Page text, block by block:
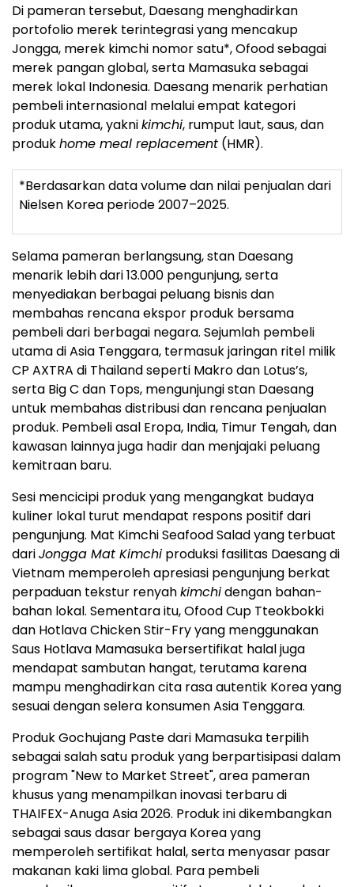
Di pameran tersebut, Daesang menghadirkan
portofolio merek terintegrasi yang mencakup
Jongga, merek kimchi nomor satu*, Ofood sebagai
merek pangan global, serta Mamasuka sebagai
merek lokal Indonesia. Daesang menarik perhatian
pembeli internasional melalui empat kategori
produk utama, yaknikimchi, rumput laut, saus, dan
produkhome meal replacement (HMR).
*Berdasarkan data volume dan nilai penjualan dari
Nielsen Korea periode 2007–2025.
Selama pameran berlangsung, stan Daesang
menarik lebih dari 13.000 pengunjung, serta
menyediakan berbagai peluang bisnis dan
membahas rencana ekspor produk bersama
pembeli dari berbagai negara. Sejumlah pembeli
utama di Asia Tenggara, termasuk jaringan ritel milik
CP AXTRA di Thailand seperti Makro dan Lotus’s,
serta Big C dan Tops, mengunjungi stan Daesang
untuk membahas distribusi dan rencana penjualan
produk. Pembeli asal Eropa, India, Timur Tengah, dan
kawasan lainnya juga hadir dan menjajaki peluang
kemitraan baru.
Sesi mencicipi produk yang mengangkat budaya
kuliner lokal turut mendapat respons positif dari
pengunjung. Mat Kimchi Seafood Salad yang terbuat
dariJongga Mat Kimchi produksi fasilitas Daesang di
Vietnam memperoleh apresiasi pengunjung berkat
perpaduan tekstur renyahkimchidengan bahan-
bahan lokal. Sementara itu, Ofood Cup Tteokbokki
dan Hotlava Chicken Stir-Fry yang menggunakan
Saus Hotlava Mamasuka bersertifikat halal juga
mendapat sambutan hangat, terutama karena
mampu menghadirkan cita rasa autentik Korea yang
sesuai dengan selera konsumen Asia Tenggara.
Produk Gochujang Paste dari Mamasuka terpilih
sebagai salah satu produk yang berpartisipasi dalam
program "New to Market Street", area pameran
khusus yang menampilkan inovasi terbaru di
THAIFEX-Anuga Asia 2026. Produk ini dikembangkan
sebagai saus dasar bergaya Korea yang
memperoleh sertifikat halal, serta menyasar pasar
makanan kaki lima global. Para pembeli